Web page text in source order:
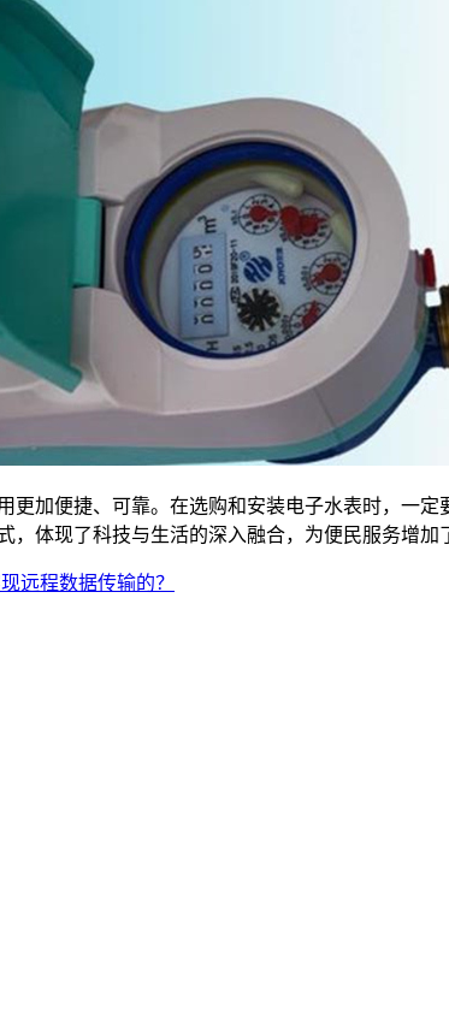
便捷、可靠。在选购和安装电子水表时，一定
体现了科技与生活的深入融合，为便民服务增加
远程数据传输的？